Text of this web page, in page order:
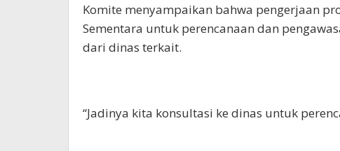
Komite menyampaikan bahwa pengerjaan
Sementara untuk perencanaan dan
dari dinas terkait.
“Jadinya kita konsultasi ke dinas untuk